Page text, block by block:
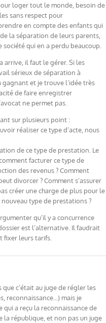
loger tout le monde, besoin de
sans respect pour
en compte des enfants qui
la séparation de leurs parents,
qui en a perdu beaucoup.
arrive, il faut le gérer. Si les
sérieux de séparation à
gagnant et je trouve l’idée très
de faire enregistrer
ne permet pas.
sur plusieurs point :
réaliser ce type d’acte, nous
de ce type de prestation. Le
facturer ce type de
des revenus ? Comment
divorcer ? Comment s’assurer
créer une charge de plus pour le
type de prestations ?
qu’il y a concurrence
est l’alternative. Il faudrait
fixer leurs tarifs.
que c’était au juge de régler les
reconnaissance…) mais je
qui a reçu la reconnaissance de
la république, et non pas un juge